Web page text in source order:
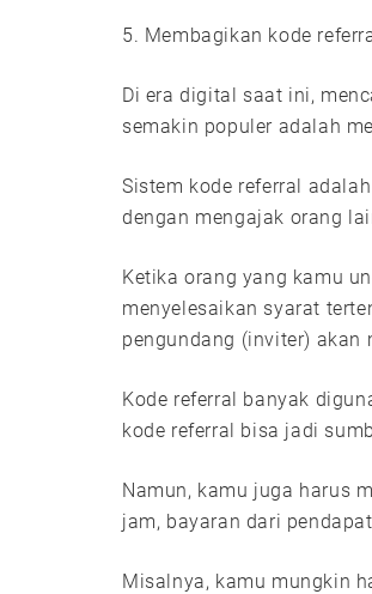
5. Membagikan kode
Di era digital saat ini,
semakin populer adalah
Sistem kode referral
dengan mengajak orang
Ketika orang yang kamu
menyelesaikan syarat
pengundang (inviter) akan
Kode referral banyak
kode referral bisa jadi
Namun, kamu juga harus
jam, bayaran dari
Misalnya, kamu mungkin